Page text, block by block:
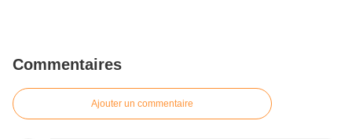
Commentaires
Ajouter un commentaire